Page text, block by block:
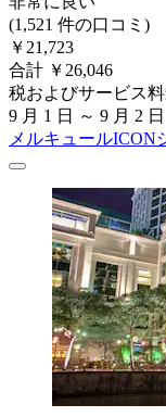
(1,521 件の口コミ)
￥21,723
合計 ￥26,046
税およびサービス
9 月 1 日 ～ 9 月 2 日
メルキュールICON